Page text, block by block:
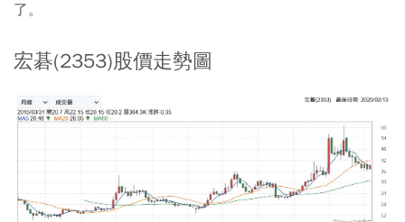
了。
宏碁(2353)股價走勢圖